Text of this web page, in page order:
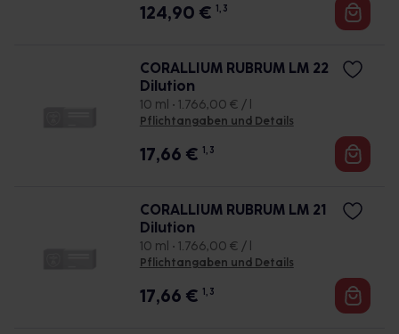
124,90 € 1, 3
CORALLIUM RUBRUM LM 22
Dilution
10 ml • 1.766,00 € / l
Pflichtangaben und Details
17,66 € 1, 3
CORALLIUM RUBRUM LM 21
Dilution
10 ml • 1.766,00 € / l
Pflichtangaben und Details
17,66 € 1, 3